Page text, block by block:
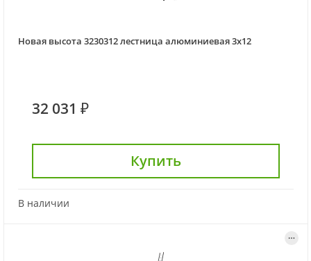
Новая высота 3230312 лестница алюминиевая 3х12
32 031 ₽
Купить
В наличии